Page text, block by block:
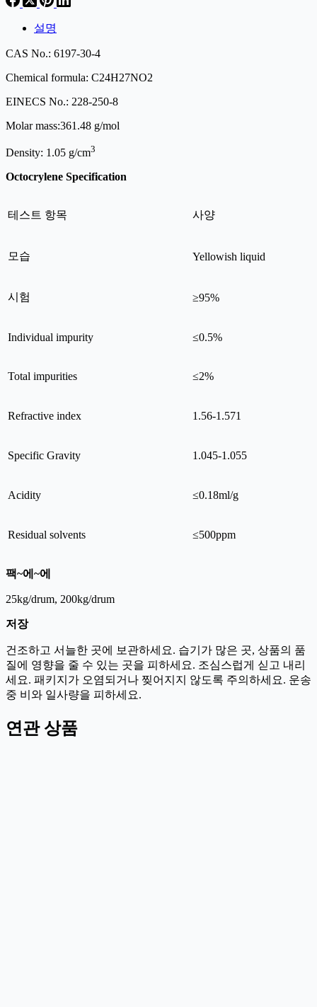
설명
CAS No.: 6197-30-4
Chemical formula: C24H27NO2
EINECS No.: 228-250-8
Molar mass:361.48 g/mol
Density: 1.05 g/cm3
Octocrylene Specification
테스트 항목 사양
모습 Yellowish liquid
시험 ≥95%
Individual impurity ≤0.5%
Total impurities ≤2%
Refractive index 1.56-1.571
Specific Gravity 1.045-1.055
Acidity ≤0.18ml/g
Residual solvents ≤500ppm
팩~에 ~에
25kg/drum, 200kg/drum
저장
건조하고 서늘한 곳에 보관하세요. 습기가 많은 곳, 상품의 품
질에 영향을 줄 수 있는 곳을 피하세요. 조심스럽게 싣고 내리
세요. 패키지가 오염되거나 찢어지지 않도록 주의하세요. 운송
중 비와 일사량을 피하세요.
연관 상품